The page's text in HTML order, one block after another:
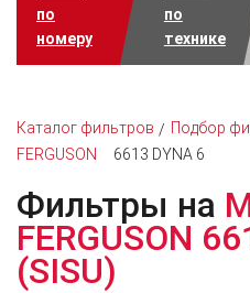
по
номеру
по
технике
Каталог фильтров Подбор
FERGUSON
6613 DYNA 6
Фильтры на
FERGUSON
(SISU)